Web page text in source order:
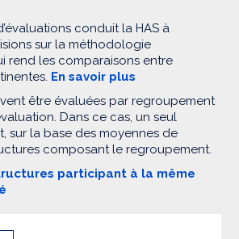
conduit la HAS à
sur la méthodologie
rend les comparaisons entre
En savoir plus
être évaluées par regroupement
Dans ce cas, un seul
sur la base des moyennes de
composant le regroupement.
participant à la même